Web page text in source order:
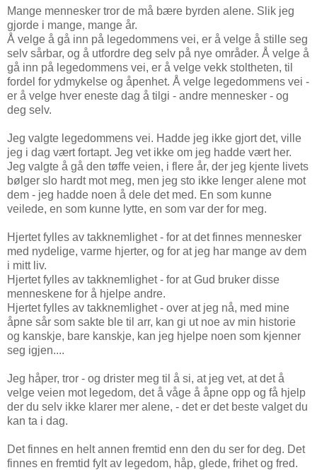
Mange mennesker tror de må bære byrden alene. Slik jeg
gjorde i mange, mange år.
Å velge å gå inn på legedommens vei, er å velge å stille seg
selv sårbar, og å utfordre deg selv på nye områder. Å velge å
gå inn på legedommens vei, er å velge vekk stoltheten, til
fordel for ydmykelse og åpenhet. Å velge legedommens vei -
er å velge hver eneste dag å tilgi - andre mennesker - og
deg selv.
Jeg valgte legedommens vei. Hadde jeg ikke gjort det, ville
jeg i dag vært fortapt. Jeg vet ikke om jeg hadde vært her.
Jeg valgte å gå den tøffe veien, i flere år, der jeg kjente livets
bølger slo hardt mot meg, men jeg sto ikke lenger alene mot
dem - jeg hadde noen å dele det med. En som kunne
veilede, en som kunne lytte, en som var der for meg.
Hjertet fylles av takknemlighet - for at det finnes mennesker
med nydelige, varme hjerter, og for at jeg har mange av dem
i mitt liv.
Hjertet fylles av takknemlighet - for at Gud bruker disse
menneskene for å hjelpe andre.
Hjertet fylles av takknemlighet - over at jeg nå, med mine
åpne sår som sakte ble til arr, kan gi ut noe av min historie
og kanskje, bare kanskje, kan jeg hjelpe noen som kjenner
seg igjen....
Jeg håper, tror - og drister meg til å si, at jeg vet, at det å
velge veien mot legedom, det å våge å åpne opp og få hjelp
der du selv ikke klarer mer alene, - det er det beste valget du
kan ta i dag.
Det finnes en helt annen fremtid enn den du ser for deg. Det
finnes en fremtid fylt av legedom, håp, glede, frihet og fred.